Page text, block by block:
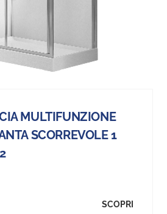
MULTIFUNZIONE
SCORREVOLE 1
SCOPRI